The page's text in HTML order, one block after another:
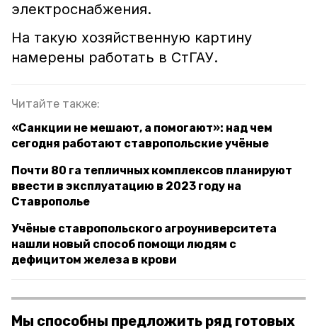
электроснабжения.
На такую хозяйственную картину
намерены работать в СтГАУ.
Читайте также:
«Санкции не мешают, а помогают»: над чем
сегодня работают ставропольские учёные
Почти 80 га тепличных комплексов планируют
ввести в эксплуатацию в 2023 году на
Ставрополье
Учёные ставропольского агроуниверситета
нашли новый способ помощи людям с
дефицитом железа в крови
Мы способны предложить ряд готовых